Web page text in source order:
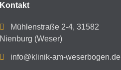
Kontakt
Mühlenstraße 2-4, 31582
Nienburg (Weser)
info@klinik-am-weserbogen.de